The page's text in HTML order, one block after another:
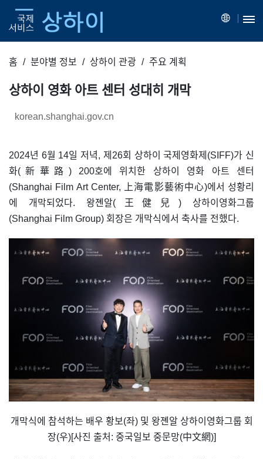
홈 분야별 정보 상하이 관광 주요 계획
상하이 영화 아트 센터 성대히 개막
korean.shanghai.gov.cn
2024년 6월 14일 저녁, 제26회 상하이 국제영화제(SIFF)가 신
화(新華路) 200호에 위치한 상하이 영화 아트 센터
(Shanghai Film Art Center, 上海電影藝術中心)에서 성황리
에 개막되었다. 왕졘알(王健兒) 상하이영화그룹
(Shanghai Film Group) 회장은 개막식에서 축사를 전했다.
개막식에 참석하는 배우 황보(좌) 및 왕졘알 상하이영화그룹 회
장(우)[사진 출처: 중국일보 중문망(中文網)]